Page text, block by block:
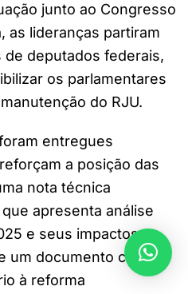
junto ao Congresso
as lideranças partiram
de deputados federais,
os parlamentares
do RJU.
entregues
a posição das
nota técnica
apresenta análise
e seus impactos no
um documento com
à reforma